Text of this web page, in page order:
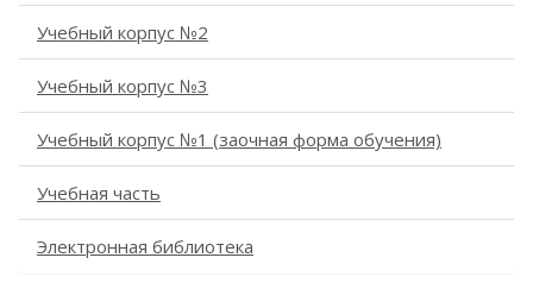
Учебный корпус №2
Учебный корпус №3
Учебный корпус №1 (заочная форма обучения)
Учебная часть
Электронная библиотека